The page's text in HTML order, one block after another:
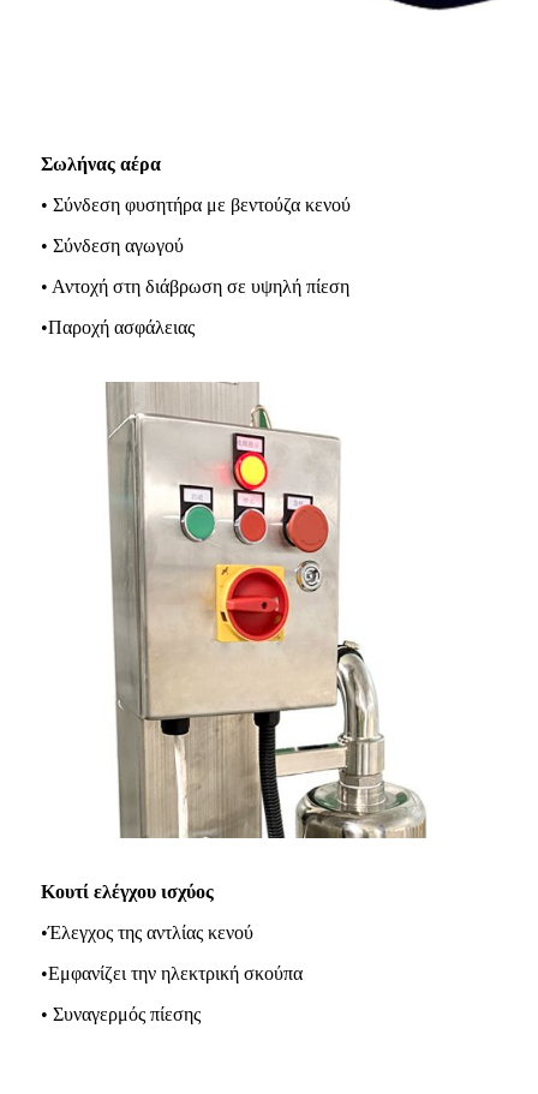
Σωλήνας αέρα
• Σύνδεση φυσητήρα με βεντούζα κενού
• Σύνδεση αγωγού
• Αντοχή στη διάβρωση σε υψηλή πίεση
•Παροχή ασφάλειας
Κουτί ελέγχου ισχύος
•Έλεγχος της αντλίας κενού
•Εμφανίζει την ηλεκτρική σκούπα
• Συναγερμός πίεσης